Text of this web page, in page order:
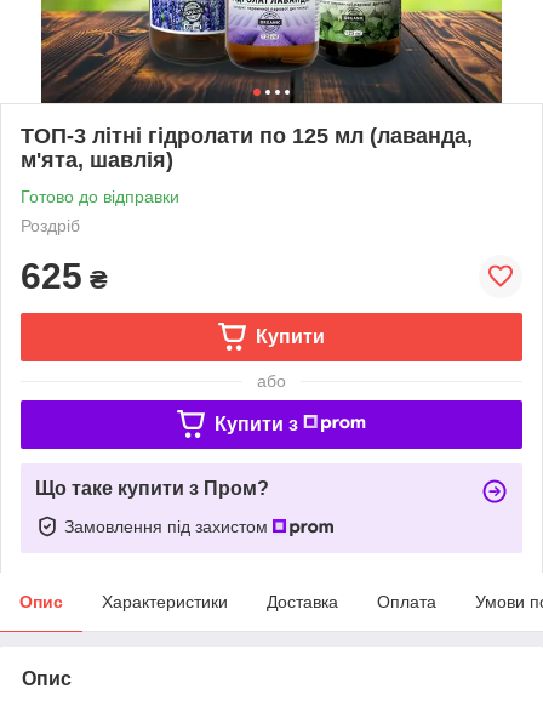
ТОП-3 літні гідролати по 125 мл (лаванда,
м'ята, шавлія)
Готово до відправки
Роздріб
625 ₴
Купити
або
Купити з
Що таке купити з Пром?
Замовлення під захистом
Опис Характеристики Доставка Оплата Умови
Опис